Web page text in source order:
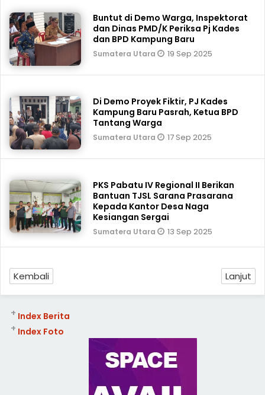
Buntut di Demo Warga, Inspektorat
dan Dinas PMD/K Periksa Pj Kades
dan BPD Kampung Baru
Sumatera Utara 19 Sep 2025
Di Demo Proyek Fiktir, PJ Kades
Kampung Baru Pasrah, Ketua BPD
Tantang Warga
Sumatera Utara 17 Sep 2025
PKS Pabatu IV Regional II Berikan
Bantuan TJSL Sarana Prasarana
Kepada Kantor Desa Naga
Kesiangan Sergai
Sumatera Utara 13 Sep 2025
Kembali Lanjut
Index Berita
+
Index Foto
+